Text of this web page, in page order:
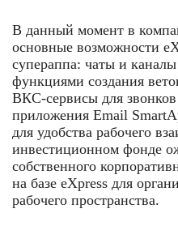
В данный момент в
основные возможности
супераппа: чаты и
функциями создания
ВКС-сервисы для
приложения Email
для удобства рабочего
инвестиционном фонде
собственного
на базе eXpress для
рабочего пространства.